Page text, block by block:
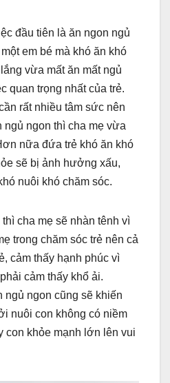
đầu tiên là ăn ngon ngủ
em bé mà khó ăn khó
vừa mất ăn mất ngủ
quan trọng nhất của trẻ.
rất nhiều tâm sức nên
ngủ ngon thì cha mẹ vừa
nữa đứa trẻ khó ăn khó
sẽ bị ảnh hưởng xấu,
nuôi khó chăm sóc.
cha mẹ sẽ nhàn tênh vì
trong chăm sóc trẻ nên cả
cảm thấy hạnh phúc vì
cảm thấy khổ ải.
ngủ ngon cũng sẽ khiến
nuôi con không có niềm
con khỏe mạnh lớn lên vui